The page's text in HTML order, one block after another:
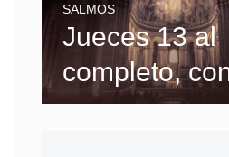
Jueces 13 al
completo,
explicación y
SALMOS